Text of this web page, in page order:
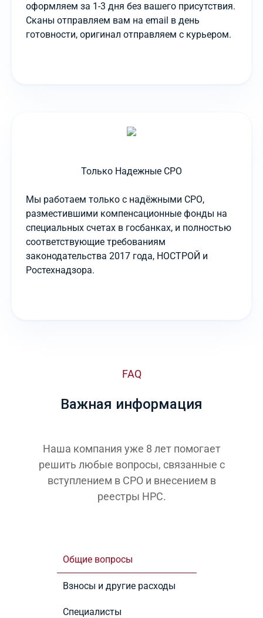
оформляем за 1-3 дня без вашего присутствия.
Сканы отправляем вам на email в день
готовности, оригинал отправляем с курьером.
Только Надежные СРО
Мы работаем только с надёжными СРО,
разместившими компенсационные фонды на
специальных счетах в госбанках, и полностью
соответствующие требованиям
законодательства 2017 года, НОСТРОЙ и
Ростехнадзора.
FAQ
Важная информация
Наша компания уже 8 лет помогает
решить любые вопросы, связанные с
вступлением в СРО и внесением в
реестры НРС.
Общие вопросы
Взносы и другие расходы
Специалисты